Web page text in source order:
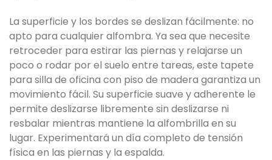
La superficie y los bordes se deslizan fácilmente: no
apto para cualquier alfombra. Ya sea que necesite
retroceder para estirar las piernas y relajarse un
poco o rodar por el suelo entre tareas, este tapete
para silla de oficina con piso de madera garantiza un
movimiento fácil. Su superficie suave y adherente le
permite deslizarse libremente sin deslizarse ni
resbalar mientras mantiene la alfombrilla en su
lugar. Experimentará un día completo de tensión
física en las piernas y la espalda.